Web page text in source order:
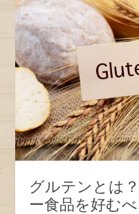
グルテンとは
ー食品を好む